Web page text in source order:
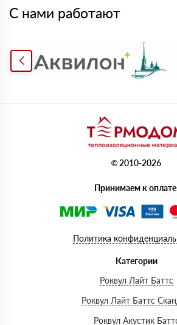
С нами работают
© 2010-2026
Принимаем к
Политика
Категории
Роквул Лайт Баттс
Роквул Лайт Баттс
Роквул Акустик